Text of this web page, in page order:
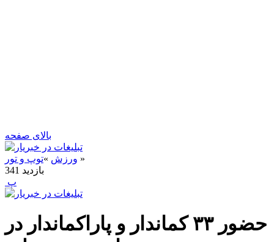
بالای صفحه
ورزش »توپ و تور
»
341 بازدید
‍ پ
حضور ۳۳ کماندار و پاراکماندار در